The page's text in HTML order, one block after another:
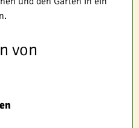
von